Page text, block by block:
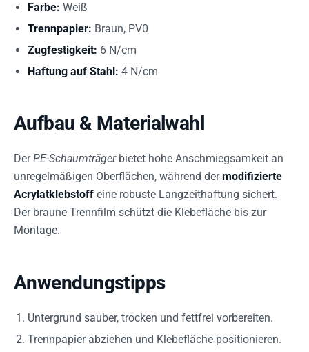
Farbe: Weiß
Trennpapier: Braun, PV0
Zugfestigkeit: 6 N/cm
Haftung auf Stahl: 4 N/cm
Aufbau & Materialwahl
DerPE-Schaumträgerbietet hohe Anschmiegsamkeit an
unregelmäßigen Oberflächen, während dermodifizierte
Acrylatklebstoff eine robuste Langzeithaftung sichert.
Der braune Trennfilm schützt die Klebefläche bis zur
Montage.
Anwendungstipps
Untergrund sauber, trocken und fettfrei vorbereiten.
Trennpapier abziehen und Klebefläche positionieren.